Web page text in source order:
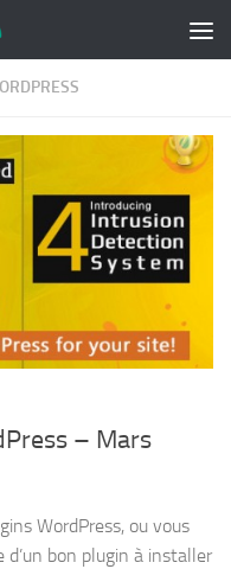
– Mars
WordPress, ou vous
bon plugin à installer